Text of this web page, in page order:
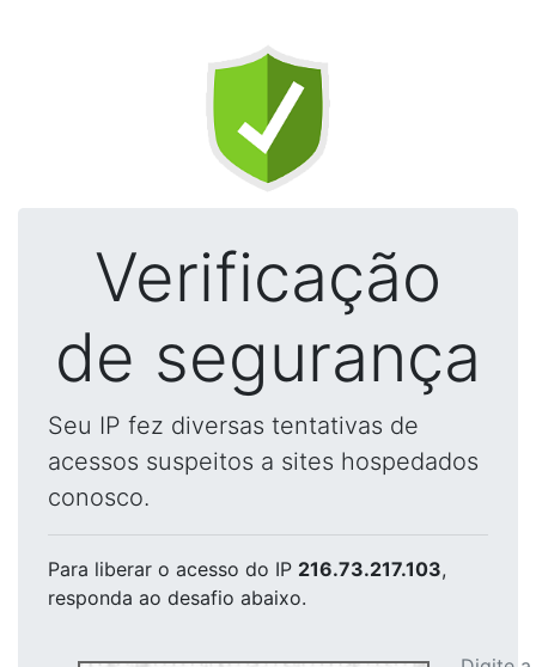
Verificação
de segurança
Seu IP fez diversas tentativas de
acessos suspeitos a sites hospedados
conosco.
Para liberar o acesso do IP 216.73.217.103,
responda ao desafio abaixo.